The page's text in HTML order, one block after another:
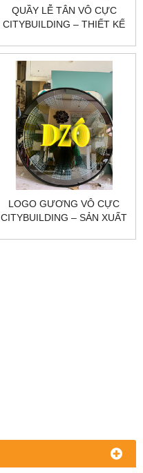
QUẦY LỄ TÂN VÔ CỰC
CITYBUILDING – THIẾT KẾ
LOGO GƯƠNG VÔ CỰC
CITYBUILDING – SẢN XUẤT